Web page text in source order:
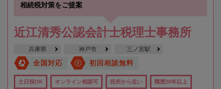
相続税対策をご提案
近江清秀公認会計士税理士事務所
兵庫県 神戸市 三ノ宮駅
全国対応 初回相談無料
土日祝OK オンライン相談可 役所から近い 職歴20年以上